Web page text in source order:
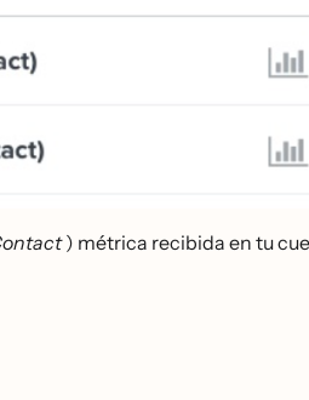
) métrica recibida en tu